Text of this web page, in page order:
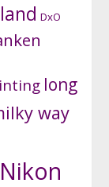
DxO
long
way
Nikon